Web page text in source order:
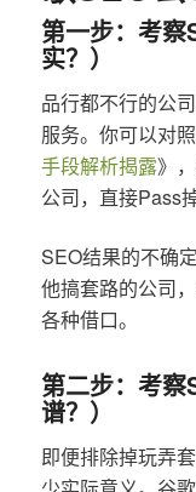
第一步：考察
实？）
品行都不行的公
服务。你可以对
手段解析揭露》
公司，直接Pass
SEO结果的不确
他搞套路的公司
各种借口。
第二步：考察
谱？）
即便排除掉玩弄